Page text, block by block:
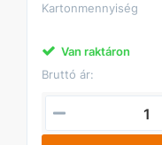
Kartonmennyiség
Van raktáron
Bruttó ár: